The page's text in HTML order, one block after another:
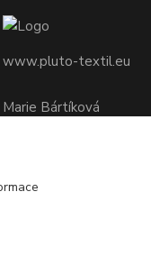
www.pluto-textil.eu
Marie Bártíková
pluto@pluto.eu